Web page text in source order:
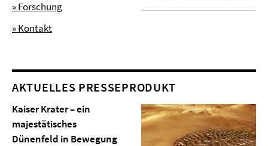
» Forschung
» Kontakt
AKTUELLES PRESSEPRODUKT
Kaiser Krater – ein
majestätisches
Dünenfeld in Bewegung